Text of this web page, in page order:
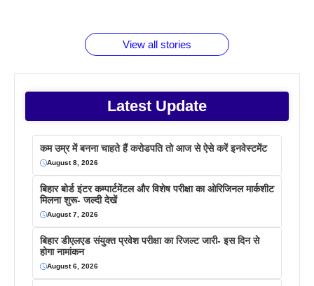
View all stories
Latest Update
कम उम्र में बनना चाहते हैं करोडपति तो आज से ऐसे करें इनवेस्टमेंट
August 8, 2026
बिहार बोर्ड इंटर कम्पार्टमेंटल और विशेष परीक्षा का ओरिजिनल मार्कशीट
मिलना शुरू- जल्दी देखें
August 7, 2026
बिहार डीएलएड संयुक्त प्रवेश परीक्षा का रिजल्ट जारी- इस दिन से
होगा नामांकन
August 6, 2026